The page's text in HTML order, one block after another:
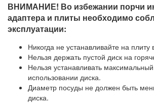
ВНИМАНИЕ! Во избежании порчи
адаптера и плиты необходимо
эксплуатации:
Никогда не устанавливайте на
Нельзя держать пустой диск на
Нельзя устанавливать
использовании диска.
Диаметр посуды не должен быть
диска.